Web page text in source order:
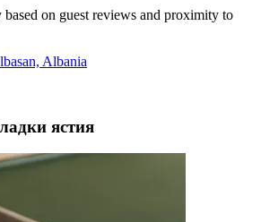
on guest reviews and proximity to
Albania
ястия